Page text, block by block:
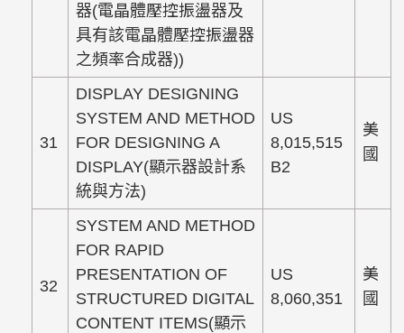
器(電晶體壓控振盪器及
具有該電晶體壓控振盪器
之頻率合成器))
31
DISPLAY DESIGNING
SYSTEM AND METHOD
FOR DESIGNING A
DISPLAY(顯示器設計系
統與方法)
US
8,015,515
B2
美
國
32
SYSTEM AND METHOD
FOR RAPID
PRESENTATION OF
STRUCTURED DIGITAL
CONTENT ITEMS(顯示
US
8,060,351
美
國